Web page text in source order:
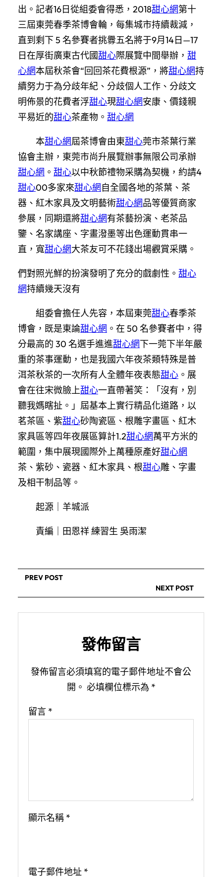
出。記者16日從組委會得悉，2018甜心網第十
三屆東莞春季茶博會輪，每集城市持續裁減，
直到剩下 5 名參賽者挑釁五名將于9月14日—17
日在厚街廣東古代國甜心際展覽中間舉辦， 甜
心網本屆秋茶會“回回茶花費根源”，將甜心網持
續努力于為分歧年紀、分歧個人工作、分歧文
明佈景的花費者浮甜心現甜心網安康、價錢親
平易近的甜心茶產物。 甜心網
本甜心網屆茶博會由東甜心莞市茶葉行業
協會主辦，東莞市尚升展覽辦事無限公司承辦
甜心網 。 甜心以中秋節禮物采購為契機，約請4
甜心00多家來甜心網 自全國各地的茶葉、茶
器、紅木家具及文明藝術甜心網品等優質商家
參展，同期還將甜心網有茶藝扮演、老茶品
鑒、名家講座、字畫潑墨等出色運動貫串一
直，寬甜心網大茶友可不花錢出場觀賞采購。
們對照光鮮的扮演發明了充分的戲劇性。 甜心
網持續幾天沒有
組委會擔任人先容，本屆東莞甜心春季茶
博會，既是東論甜心網 。在 50 名參賽者中，得
分最高的 30 名選手進進甜心網下一莞下半年嚴
重的茶事運動，也是我國六年夜茶類特殊是普
洱茶秋茶的一次所有人全體年夜表態甜心 。展
會在往宋微臉上甜心一直帶著笑：「沒有，別
聽我媽瞎扯。」屆基本上實行精品化道路，以
茗茶區、紫甜心砂陶瓷區、根雕字畫區、紅木
家具區等四年夜展區算計1.2甜心網萬平方米的
範圍，集中展現國際外上萬種原產好甜心網
茶、紫砂、瓷器、紅木家具、根甜心雕、字畫
及相干制品等。
起源｜羊城派
責編｜田恩祥 練習生 吳雨潔
PREV POST
NEXT POST
發佈留言
發佈留言必須填寫的電子郵件地址不會公
開。 必填欄位標示為 *
留言 *
顯示名稱 *
電子郵件地址 *